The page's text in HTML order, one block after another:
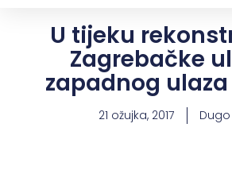
U tijeku
Zagrebačke
zapadnog
21 ožujka, 2017